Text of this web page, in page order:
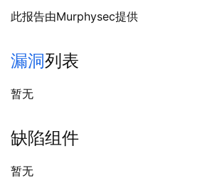
此报告由Murphysec提供
漏洞列表
暂无
缺陷组件
暂无